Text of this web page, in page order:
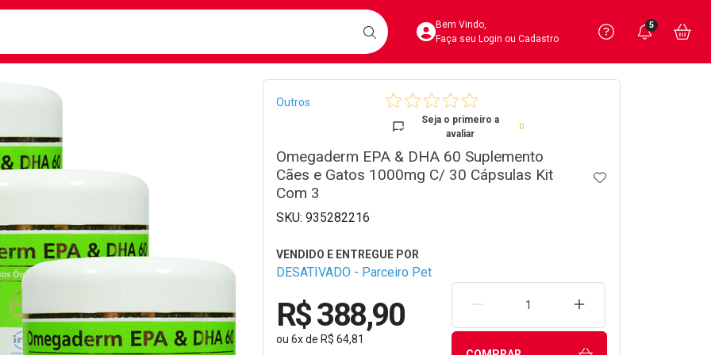
BUSCARAcesse sua Conta
Bem Vindo,
Faça seu Login ou Cadastro
Precisa
Ver Recursos
Você
5
Breadcrumb
Outros
Seja o primeiro a
avaliar
0
Omegaderm EPA & DHA 60 Suplemento
Cães e Gatos 1000mg C/ 30 Cápsulas Kit
Com 3
ADICIONAR AOS
935282216
DESATIVADO - Parceiro Pet
R$ 388,90
ou 6xde R$ 64,81
REMOVER UMA UNIDADEAUMENTAR UMA